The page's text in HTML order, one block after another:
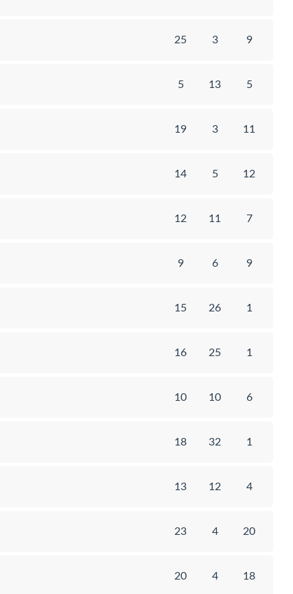
25 3 9
5 13 5
19 3 11
14 5 12
12 11 7
9 6 9
15 26 1
16 25 1
10 10 6
18 32 1
13 12 4
23 4 20
20 4 18